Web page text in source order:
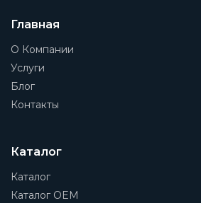
3/8
Группа
Электромагнитные
Рабочая среда
Очищенный воздух без
Наименование
Главная
О Компании
Услуги
Блог
Контакты
Каталог
Каталог
Каталог OEM